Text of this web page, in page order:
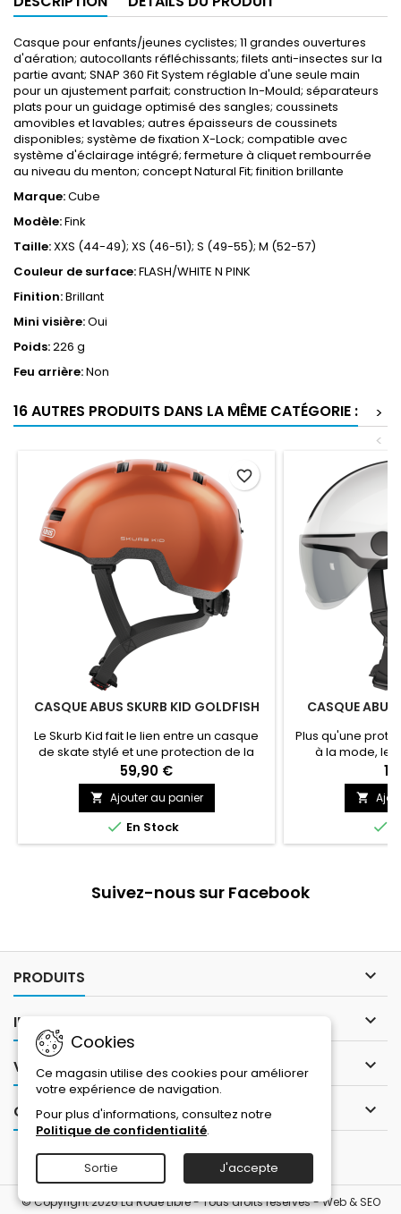
Casque pour enfants/jeunes cyclistes; 11 grandes ouvertures
d'aération; autocollants réfléchissants; filets anti-insectes sur la
partie avant; SNAP 360 Fit System réglable d'une seule main
pour un ajustement parfait; construction In-Mould; séparateurs
plats pour un guidage optimisé des sangles; coussinets
amovibles et lavables; autres épaisseurs de coussinets
disponibles; système de fixation X-Lock; compatible avec
système d'éclairage intégré; fermeture à cliquet rembourrée
au niveau du menton; concept Natural Fit; finition brillante
Marque:Cube
Modèle:Fink
Taille:XXS (44-49); XS (46-51); S (49-55); M (52-57)
Couleur de surface:FLASH/WHITE N PINK
Finition:Brillant
Mini visière:Oui
Poids:226 g
Feu arrière:Non
16 AUTRES PRODUITS DANS LA MÊME CATÉGORIE :
>
<
CASQUE ABUS SKURB KID GOLDFISH
Le Skurb Kid fait le lien entre un casque
de skate stylé et une protection de la
tête robuste. Pour les enfants qui
recherchent un casque de vélo
décontracté de style skater.
59,90 €
 Ajouter au panier
 En Stock
favorite_border
CASQUE
Plus qu'une
à la mode, le
cyclistes. La
variante ACE
contre le vent
meilleure
vent


Suivez-nous sur Facebook
PRODUITS 
INFORMATIONS 
VOTRE COMPTE 
CONTACT 
Cookies
Ce magasin utilise des cookies pour améliorer
votre expérience de navigation.
Pour plus d'informations, consultez notre
Politique de confidentialité.
Sortie J'accepte
© Copyright 2026 La Roue Libre - Tous droits réservés -Web & SEO